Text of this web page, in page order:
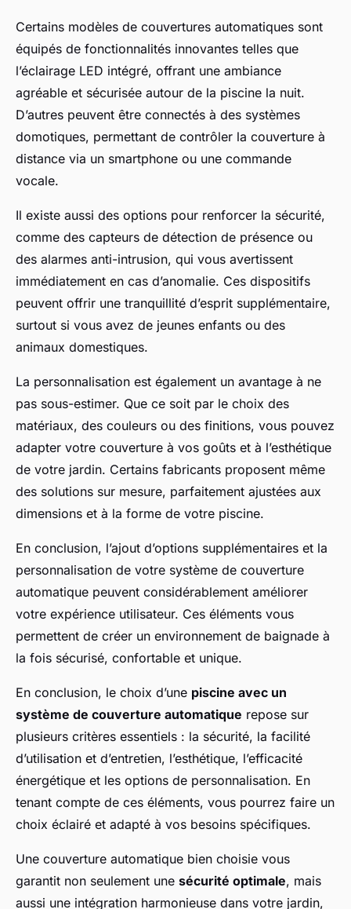
Certains modèles de couvertures automatiques sont
équipés de fonctionnalités innovantes telles que
l’éclairage LED intégré, offrant une ambiance
agréable et sécurisée autour de la piscine la nuit.
D’autres peuvent être connectés à des systèmes
domotiques, permettant de contrôler la couverture à
distance via un smartphone ou une commande
vocale.
Il existe aussi des options pour renforcer la sécurité,
comme des capteurs de détection de présence ou
des alarmes anti-intrusion, qui vous avertissent
immédiatement en cas d’anomalie. Ces dispositifs
peuvent offrir une tranquillité d’esprit supplémentaire,
surtout si vous avez de jeunes enfants ou des
animaux domestiques.
La personnalisation est également un avantage à ne
pas sous-estimer. Que ce soit par le choix des
matériaux, des couleurs ou des finitions, vous pouvez
adapter votre couverture à vos goûts et à l’esthétique
de votre jardin. Certains fabricants proposent même
des solutions sur mesure, parfaitement ajustées aux
dimensions et à la forme de votre piscine.
En conclusion, l’ajout d’options supplémentaires et la
personnalisation de votre système de couverture
automatique peuvent considérablement améliorer
votre expérience utilisateur. Ces éléments vous
permettent de créer un environnement de baignade à
la fois sécurisé, confortable et unique.
En conclusion, le choix d’une piscine avec un
système de couverture automatique repose sur
plusieurs critères essentiels : la sécurité, la facilité
d’utilisation et d’entretien, l’esthétique, l’efficacité
énergétique et les options de personnalisation. En
tenant compte de ces éléments, vous pourrez faire un
choix éclairé et adapté à vos besoins spécifiques.
Une couverture automatique bien choisie vous
garantit non seulement une sécurité optimale, mais
aussi une intégration harmonieuse dans votre jardin,